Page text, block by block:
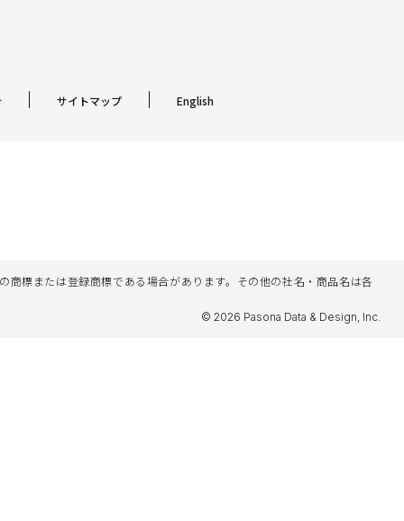
サイトマップ English
標または登録商標である場合があります。その他の社名・商品名は各
© 2026 Pasona Data & Design, Inc.